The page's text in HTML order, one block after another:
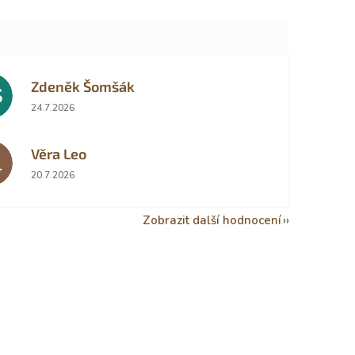
Zdeněk Šomšák
Hodnocení obchodu je 5 z 5 hvězdiček.
24.7.2026
Věra Leo
Hodnocení obchodu je 5 z 5 hvězdiček.
20.7.2026
Zobrazit další hodnocení